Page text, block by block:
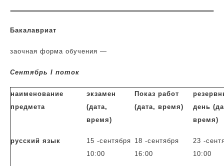
Бакалавриат
заочная форма обучения —
Сентябрь I поток
наименование
предмета
экзамен
(дата,
время)
Показ работ
(дата, время)
день
время)
русский язык
15 -сентября
10:00
18 -сентября
16:00
23 -
10:00